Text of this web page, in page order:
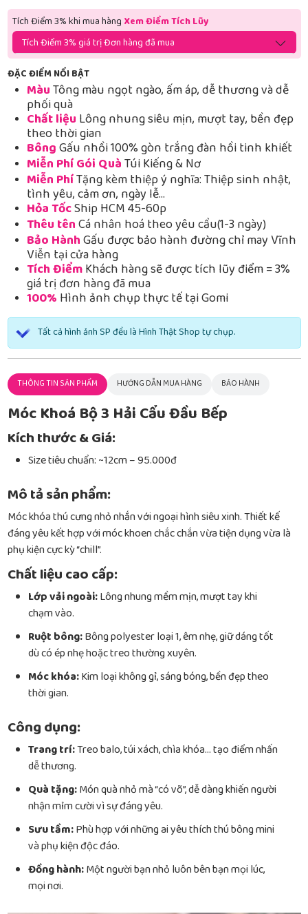
Tích Điểm 3% khi mua hàng Xem Điểm Tích Lũy
Tích Điểm 3% giá trị Đơn hàng đã mua
ĐẶC ĐIỂM NỔI BẬT
MàuTông màu ngọt ngào, ấm áp, dễ thương và dễ
phối quà
Chất liệu Lông nhung siêu mịn, mượt tay, bền đẹp
theo thời gian
BôngGấu nhồi 100% gòn trắng đàn hồi tinh khiết
Miễn Phí Gói QuàTúi Kiếng & Nơ
Miễn PhíTặng kèm thiệp ý nghĩa: Thiệp sinh nhật,
tình yêu, cảm ơn, ngày lễ…
Hỏa TốcShip HCM 45-60p
Thêu tênCá nhân hoá theo yêu cầu(1-3 ngày)
Bảo HànhGấu được bảo hành đường chỉ may Vĩnh
Viễn tại cửa hàng
Tích ĐiểmKhách hàng sẽ được tích lũy điểm = 3%
giá trị đơn hàng đã mua
100% Hình ảnh chụp thực tế tại Gomi
Tất cả hình ảnh SP đều là Hình Thật Shop tự chụp.
THÔNG TIN SẢN PHẨM HƯỚNG DẪN MUA HÀNG BẢO HÀNH
Móc Khoá Bộ 3 Hải Cẩu Đầu Bếp
Kích thước & Giá:
Size tiêu chuẩn: ~12cm – 95.000đ
Mô tả sản phẩm:
Móc khóa thú cưng nhỏ nhắn với ngoại hình siêu xinh. Thiết kế
đáng yêu kết hợp với móc khoen chắc chắn vừa tiện dụng vừa là
phụ kiện cực kỳ “chill”.
Chất liệu cao cấp:
Lớp vải ngoài:Lông nhung mềm mịn, mượt tay khi
chạm vào.
Ruột bông:Bông polyester loại 1, êm nhẹ, giữ dáng tốt
dù có ép nhẹ hoặc treo thường xuyên.
Móc khóa:Kim loại không gỉ, sáng bóng, bền đẹp theo
thời gian.
Công dụng:
Trang trí:Treo balo, túi xách, chìa khóa… tạo điểm nhấn
dễ thương.
Quà tặng:Món quà nhỏ mà “có võ”, dễ dàng khiến người
nhận mỉm cười vì sự đáng yêu.
Sưu tầm:Phù hợp với những ai yêu thích thú bông mini
và phụ kiện độc đáo.
Đồng hành:Một người bạn nhỏ luôn bên bạn mọi lúc,
mọi nơi.